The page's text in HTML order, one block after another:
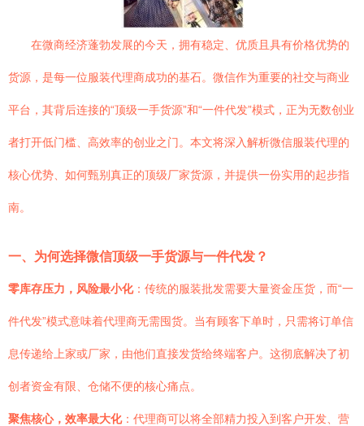
在微商经济蓬勃发展的今天，拥有稳定、优质且具有价格优势的
货源，是每一位服装代理商成功的基石。微信作为重要的社交与商业
平台，其背后连接的“顶级一手货源”和“一件代发”模式，正为无数创业
者打开低门槛、高效率的创业之门。本文将深入解析微信服装代理的
核心优势、如何甄别真正的顶级厂家货源，并提供一份实用的起步指
南。
一、为何选择微信顶级一手货源与一件代发？
零库存压力，风险最小化：传统的服装批发需要大量资金压货，而“一
件代发”模式意味着代理商无需囤货。当有顾客下单时，只需将订单信
息传递给上家或厂家，由他们直接发货给终端客户。这彻底解决了初
创者资金有限、仓储不便的核心痛点。
聚焦核心，效率最大化：代理商可以将全部精力投入到客户开发、营